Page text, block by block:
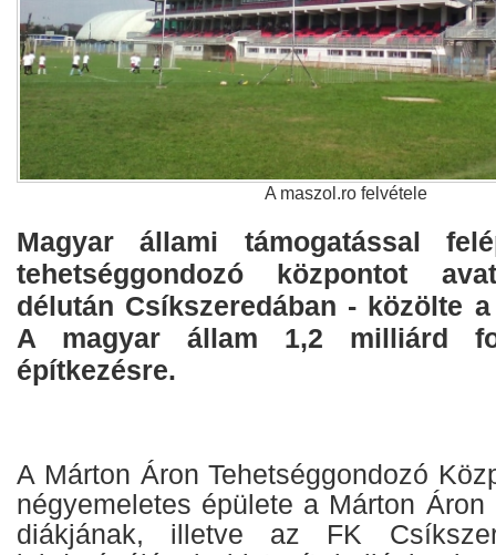
A maszol.ro felvétele
Magyar állami támogatással
tehetséggondozó központot
délután Csíkszeredában - közölte
A magyar állam 1,2 milliárd
építkezésre.
A Márton Áron Tehetséggondozó
négyemeletes épülete a Márton
diákjának, illetve az FK